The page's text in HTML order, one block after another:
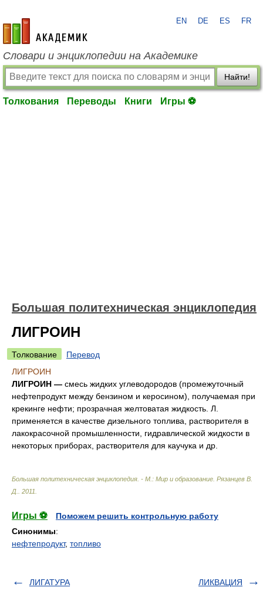
academic.ru
EN DE ES FR
Словари и энциклопедии на Академике
Найти!
Толкования Переводы Книги Игры ⚽
Большая политехническая энциклопедия
ЛИГРОИН
Толкование
Перевод
ЛИГРОИН
ЛИГРОИН — смесь жидких углеводородов (промежуточный
нефтепродукт между бензином и керосином), получаемая при
крекинге нефти; прозрачная желтоватая жидкость. Л.
применяется в качестве дизельного топлива, растворителя в
лакокрасочной промышленности, гидравлической жидкости в
некоторых приборах, растворителя для каучука и др.
Большая политехническая энциклопедия. - М.: Мир и образование Рязанцев В.
Д.
2011
Игры ⚽
Поможем решить контрольную работу
Синонимы:
нефтепродукт, топливо
ЛИГАТУРА ЛИКВАЦИЯ